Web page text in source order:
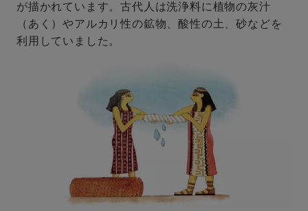
が描かれています。古代人は洗浄料に植物の灰汁
（あく）やアルカリ性の鉱物、酸性の土、砂などを
利用していました。